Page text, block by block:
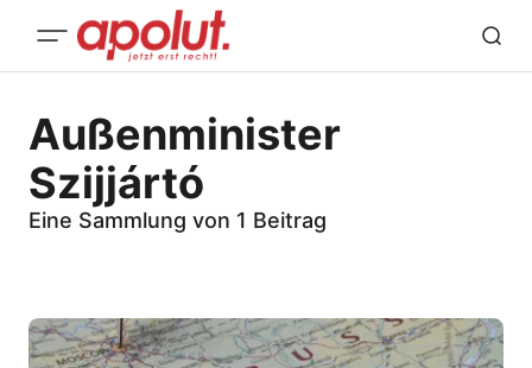
Außenminister
Szijjártó
Eine Sammlung von 1 Beitrag